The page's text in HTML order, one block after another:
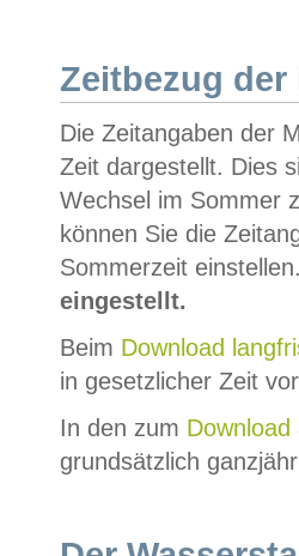
Zeitbezug der
Die Zeitangaben der
Zeit dargestellt. Dies
Wechsel im Sommer
können Sie die
Sommerzeit
eingestellt.
Beim Download
in gesetzlicher Zeit
In den zum Download
grundsätzlich